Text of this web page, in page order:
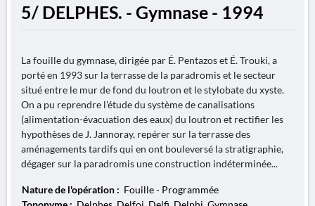
5/ DELPHES. - Gymnase - 1994
La fouille du gymnase, dirigée par É. Pentazos et É. Trouki, a
porté en 1993 sur la terrasse de la paradromis et le secteur
situé entre le mur de fond du loutron et le stylobate du xyste.
On a pu reprendre l'étude du système de canalisations
(alimentation-évacuation des eaux) du loutron et rectifier les
hypothèses de J. Jannoray, repérer sur la terrasse des
aménagements tardifs qui en ont bouleversé la stratigraphie,
dégager sur la paradromis une construction indéterminée...
Nature de l'opération : Fouille - Programmée